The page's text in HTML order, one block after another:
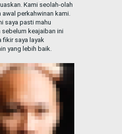
Kami seolah-olah
awal perkahwinan kami.
saya pasti mahu
sebelum keajaiban ini
fikir saya layak
yang lebih baik.